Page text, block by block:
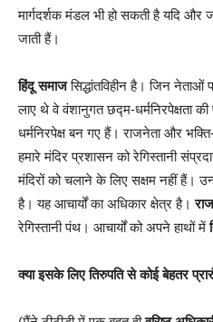
मार्गदर्शक मंडल भी हो सकती है यदि और
जाती हैं।
हिंदू समाजसिद्धांतविहीन है। जिन नेताओं
लाए थे वे वंशानुगत छद्म-धर्मनिरपेक्षता
धर्मनिरपेक्ष बन गए हैं। राजनेता और
हमारे मंदिर प्रशासन को रेगिस्तानी
मंदिरों को चलाने के लिए सक्षम नहीं हैं।
है। यह आचार्यों का अधिकार क्षेत्र है।
रेगिस्तानी पंथ। आचार्यों को अपने हाथों में
क्या इसके लिए तिरुपति से कोई बेहतर